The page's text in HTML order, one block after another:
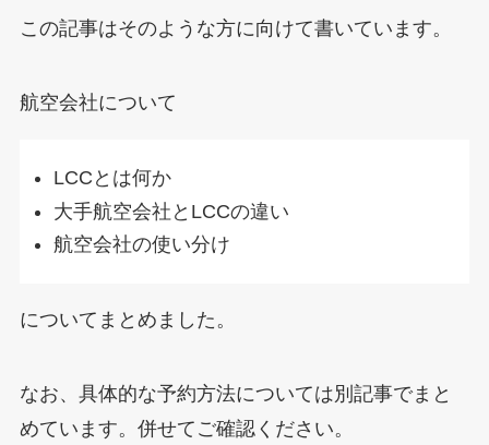
この記事はそのような方に向けて書いています。
航空会社について
LCCとは何か
大手航空会社とLCCの違い
航空会社の使い分け
についてまとめました。
なお、具体的な予約方法については別記事でまと
めています。併せてご確認ください。